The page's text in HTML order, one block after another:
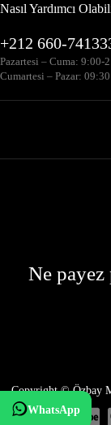
Nasıl Yardımcı
+212 660-
Pazartesi – Cuma: 9:00-
Cumartesi – Pazar:
Ne payez
Copyright © Özbay
WhatsApp